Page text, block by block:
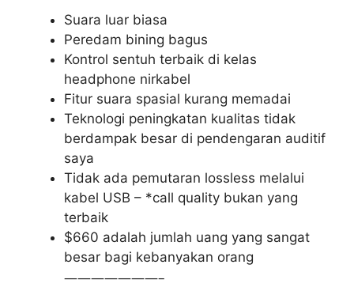
Suara luar biasa
Peredam bining bagus
Kontrol sentuh terbaik di kelas
headphone nirkabel
Fitur suara spasial kurang memadai
Teknologi peningkatan kualitas tidak
berdampak besar di pendengaran auditif
saya
Tidak ada pemutaran lossless melalui
kabel USB – *call quality bukan yang
terbaik
$660 adalah jumlah uang yang sangat
besar bagi kebanyakan orang
———————–